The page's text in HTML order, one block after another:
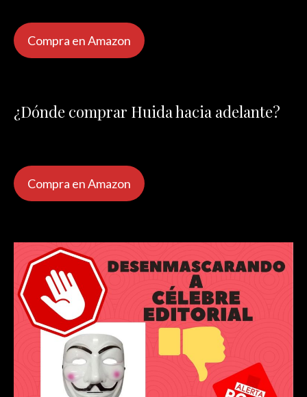
Compra en Amazon
¿Dónde comprar Huida hacia adelante?
Compra en Amazon